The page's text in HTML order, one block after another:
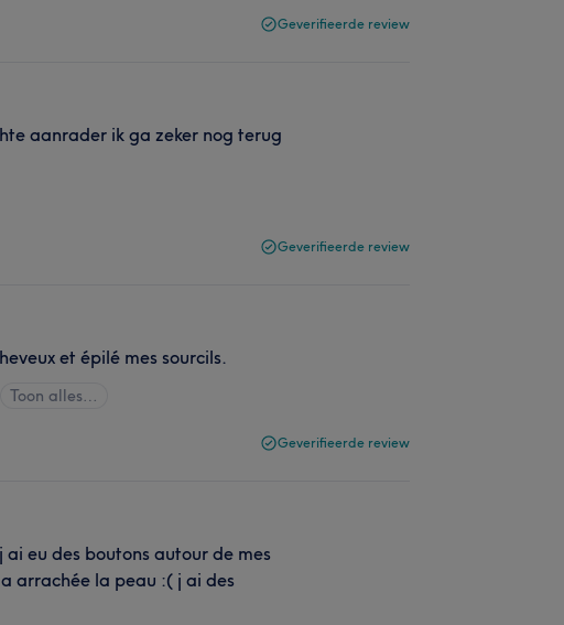
Geverifieerde review
aanrader ik ga zeker nog terug
Geverifieerde review
et épilé mes sourcils.
Toon alles…
Geverifieerde review
eu des boutons autour de mes
arrachée la peau :( j ai des